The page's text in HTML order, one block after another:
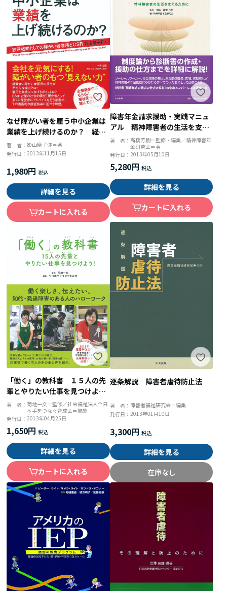
なぜ障がい者を雇う中小企業は
業績を上げ続けるのか？ 経営
戦略としての障がい者雇用とＣ
ＳＲ
著 者：影山摩子弥＝著
発行日：2013年11月15日
1,980円
詳細を見る
カートに入れる
障害年金請求援助・実践マニュ
アル 精神障害者の生活を支え
るために
著 者： 高橋芳樹＝監修・編集／精神障害年
金研究会＝著
発行日： 2013年05月10日
5,280円
詳細を見る
カートに入れる
「働く」の教科書 １５人の先
輩とやりたい仕事を見つけよ
う！
著 者：菊地一文＝監修／社会福祉法人全日
本手をつなぐ育成会＝編集
発行日：2013年04月25日
1,650円
詳細を見る
カートに入れる
逐条解説 障害者虐待防止法
著 者： 障害者福祉研究会＝編集
発行日： 2013年01月10日
3,300円
詳細を見る
在庫なし